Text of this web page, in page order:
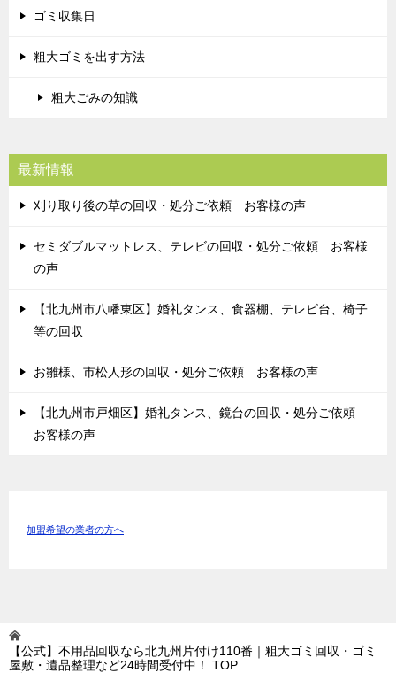
ゴミ収集日
粗大ゴミを出す方法
粗大ごみの知識
最新情報
刈り取り後の草の回収・処分ご依頼 お客様の声
セミダブルマットレス、テレビの回収・処分ご依頼 お客様
の声
【北九州市八幡東区】婚礼タンス、食器棚、テレビ台、椅子
等の回収
お雛様、市松人形の回収・処分ご依頼 お客様の声
【北九州市戸畑区】婚礼タンス、鏡台の回収・処分ご依頼
お客様の声
加盟希望の業者の方へ
【公式】不用品回収なら北九州片付け110番｜粗大ゴミ回収・ゴミ
屋敷・遺品整理など24時間受付中！
TOP